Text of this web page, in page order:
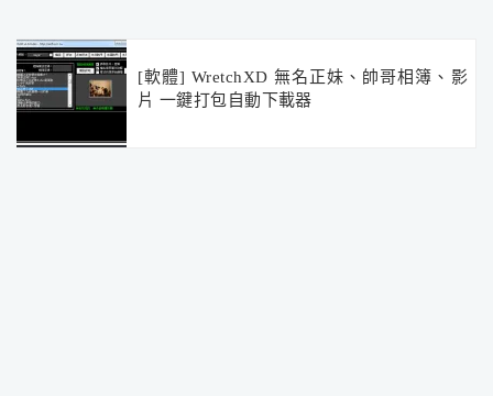
[軟體] WretchXD 無名正妹、帥哥相簿、影
片 一鍵打包自動下載器